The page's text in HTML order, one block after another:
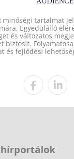
minőségi tartalmat
Egyedülálló
és változatos
biztosít.
és fejlődési
hírportálok